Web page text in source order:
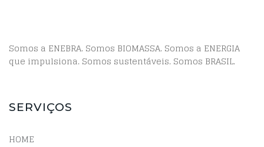
Somos a ENEBRA. Somos BIOMASSA. Somos a ENERGIA
que impulsiona. Somos sustentáveis. Somos BRASIL.
SERVIÇOS
HOME